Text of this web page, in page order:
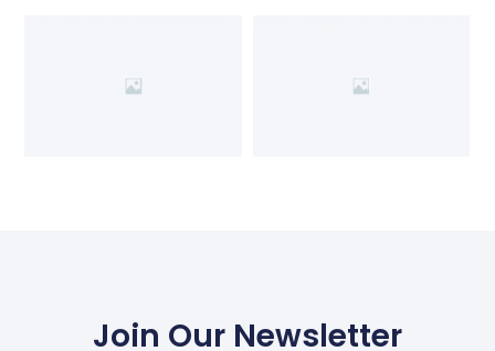
Join Our Newsletter